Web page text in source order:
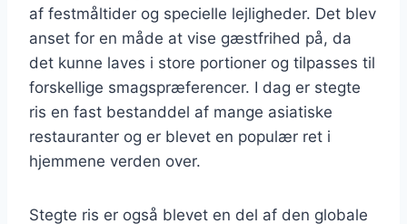
af festmåltider og specielle lejligheder. Det blev
anset for en måde at vise gæstfrihed på, da
det kunne laves i store portioner og tilpasses til
forskellige smagspræferencer. I dag er stegte
ris en fast bestanddel af mange asiatiske
restauranter og er blevet en populær ret i
hjemmene verden over.
Stegte ris er også blevet en del af den globale